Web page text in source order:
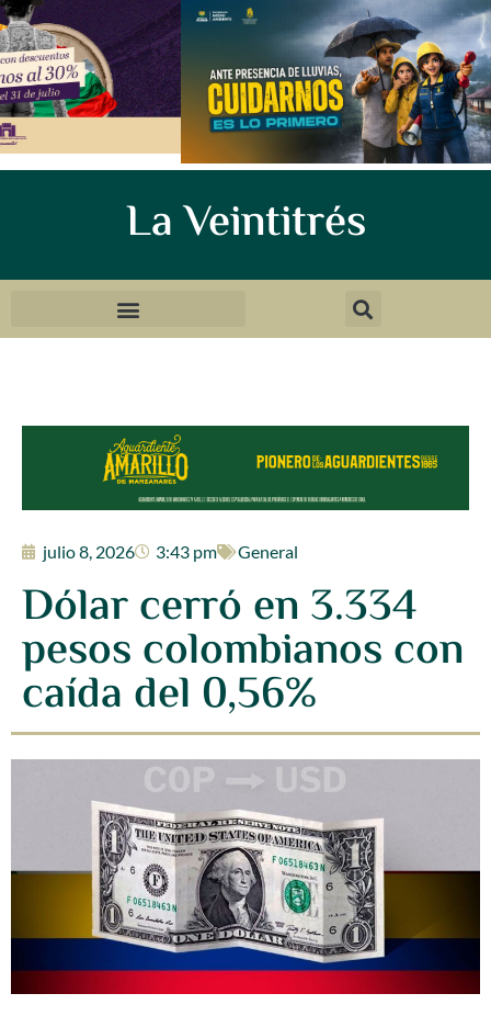
La Veintitrés
julio 8, 2026 3:43 pm General
Dólar cerró en 3.334
pesos colombianos con
caída del 0,56%